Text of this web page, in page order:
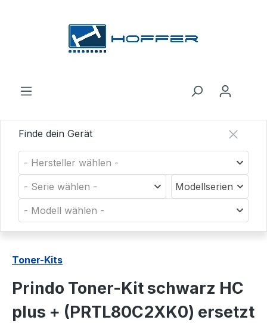
Finde dein Gerät
- Hersteller wählen -
- Serie wählen -
Modellserien
- Modell wählen -
Toner-Kits
Prindo Toner-Kit schwarz HC
plus + (PRTL80C2XK0) ersetzt